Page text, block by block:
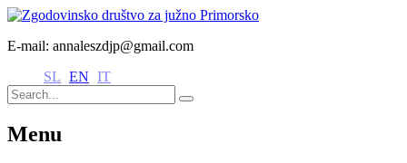
E-mail: annaleszdjp@gmail.com
SL EN IT
Menu